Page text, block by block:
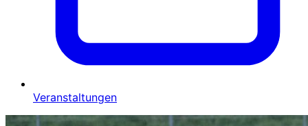
Veranstaltungen